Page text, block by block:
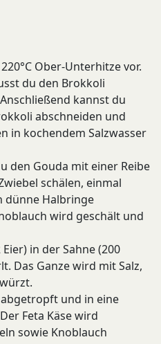
Ober-Unterhitze vor.
du den Brokkoli
kannst du
abschneiden und
in kochendem Salzwasser
den Gouda mit einer Reibe
schälen, einmal
dünne Halbringe
wird geschält und
in der Sahne (200
Das Ganze wird mit Salz,
und in eine
Feta Käse wird
sowie Knoblauch